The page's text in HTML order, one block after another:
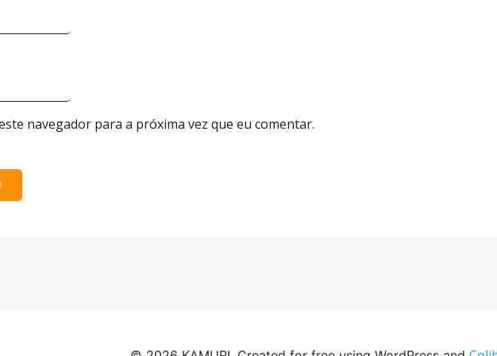
navegador para a próxima vez que eu comentar.